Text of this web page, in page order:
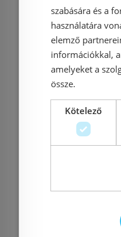
Azonosító:
Cikkszám:
39
Rendelésre
szabására és a
használatára
elemző
információkkal,
amelyeket a
össze.
Kötelező